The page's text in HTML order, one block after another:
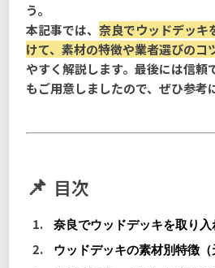
う。
本記事では、奈良でウッドデッキ
けて、素材の特徴や業者選びのコ
やすく解説します。最後には信頼
もご用意しましたので、ぜひ参考
目次
奈良でウッドデッキを取り入
ウッドデッキの素材別特徴（